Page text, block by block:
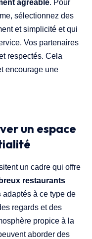
agréable. Pour
sélectionnez des
et simplicité et qui
Vos partenaires
respectés. Cela
encourage une
un espace
un cadre qui offre
restaurants
adaptés à ce type de
regards et des
propice à la
aborder des